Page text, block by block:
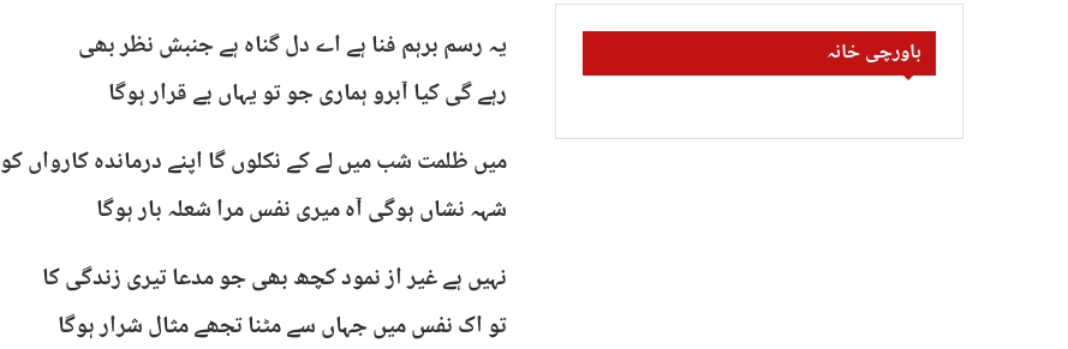
یہ رسم برہم فنا ہے اے دل گناہ ہے جنبش نظر بھی
رہے گی کیا آبرو ہماری جو تو یہاں بے قرار ہوگا
میں ظلمت شب میں لے کے نکلوں گا اپنے درماندہ کارواں کو
شہہ نشاں ہوگی آہ میری نفس مرا شعلہ بار ہوگا
نہیں ہے غیر از نمود کچھ بھی جو مدعا تیری زندگی کا
تو اک نفس میں جہاں سے مٹنا تجھے مثال شرار ہوگا
باورچی خانہ